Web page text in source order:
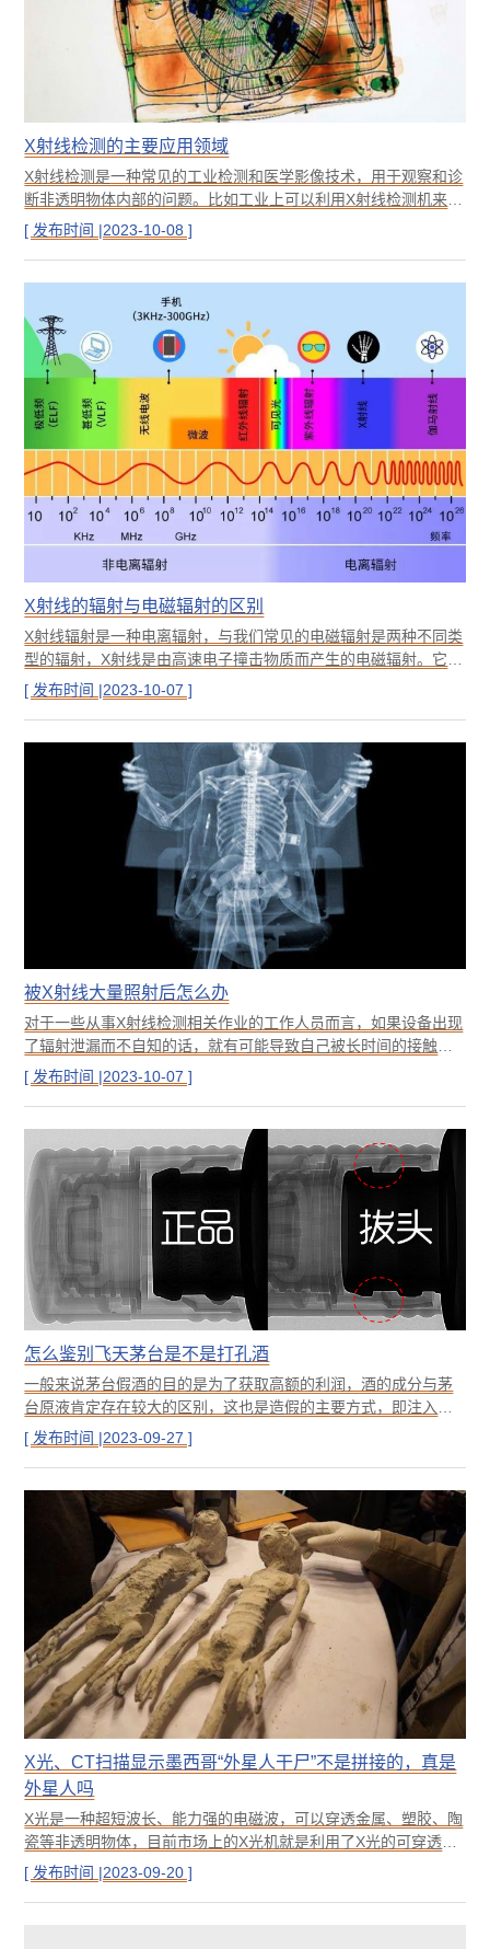
X射线检测的主要应用领域
X射线检测是一种常见的工业检测和医学影像技术，用于观察和诊
断非透明物体内部的问题。比如工业上可以利用X射线检测机来探
测金属、陶瓷、塑胶等材料内部是否存在裂纹、空洞、缺失等缺
陷，医学上通过使用X射线辐射来创建图像，这些图像可以显示骨
[ 发布时间 |2023-10-08 ]
X射线的辐射与电磁辐射的区别
X射线辐射是一种电离辐射，与我们常见的电磁辐射是两种不同类
型的辐射，X射线是由高速电子撞击物质而产生的电磁辐射。它的
起源可以追溯到电子在阴极射线管中的运动。而电磁辐射是由电
荷粒子的加速和振荡产生的，包括可见光、无线电波、紫外线、
[ 发布时间 |2023-10-07 ]
被X射线大量照射后怎么办
对于一些从事X射线检测相关作业的工作人员而言，如果设备出现
了辐射泄漏而不自知的话，就有可能导致自己被长时间的接触到
辐射，这个时候需要特别注意，做好紧急措施后尽快就医，以下
是一些应该采取的紧急措施：尽快离开辐射源：如果您意识到自
[ 发布时间 |2023-10-07 ]
怎么鉴别飞天茅台是不是打孔酒
一般来说茅台假酒的目的是为了获取高额的利润，酒的成分与茅
台原液肯定存在较大的区别，这也是造假的主要方式，即注入假
酒来充当茅台原液，注入的方式也比较简单粗暴，就是打孔或拔
头等方式，通过损坏酒瓶容器的方式将假酒注入，
[ 发布时间 |2023-09-27 ]
X光、CT扫描显示墨西哥“外星人干尸”不是拼接的，真是
外星人吗
X光是一种超短波长、能力强的电磁波，可以穿透金属、塑胶、陶
瓷等非透明物体，目前市场上的X光机就是利用了X光的可穿透的
特性，用于无损缺陷检测或医用检测。而CT机则是利用X光切片
扫描得到无数张影像，再通过软件将这些影像重建成3D图像，也
[ 发布时间 |2023-09-20 ]